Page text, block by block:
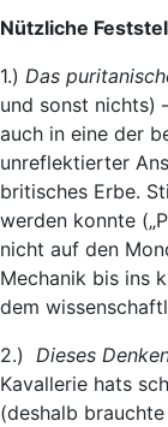
Nützliche
1.) Das
und sonst nichts)
auch in eine der
unreflektierter
britisches Erbe.
werden konnte
nicht auf den
Mechanik bis ins
dem
2.) Dieses
Kavallerie hats
(deshalb